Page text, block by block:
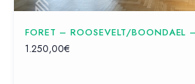
FORET – ROOSEVELT/BOONDAEL
1.250,00€